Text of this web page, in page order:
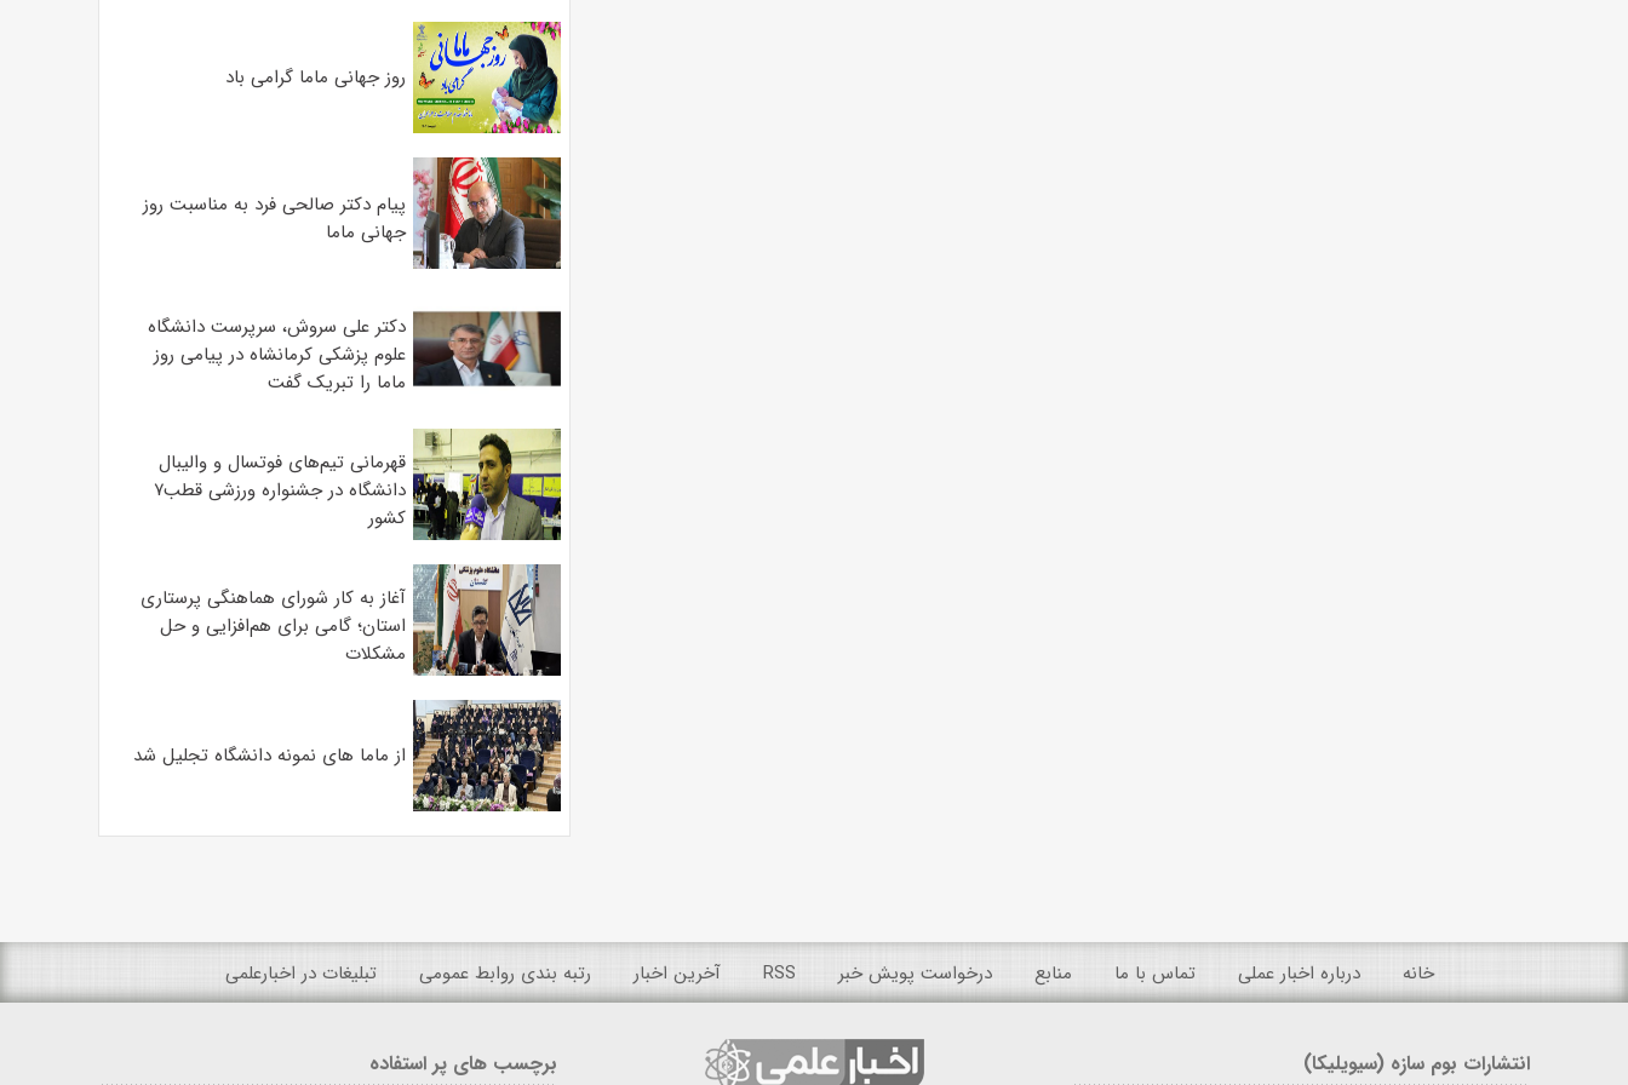
روز جهانی ماما گرامی باد
پیام دکتر صالحی فرد به مناسبت روز
جهانی ماما
دکتر علی سروش، سرپرست دانشگاه
علوم پزشکی کرمانشاه در پیامی روز
ماما را تبریک گفت
قهرمانی تیم‌های فوتسال و والیبال
دانشگاه در جشنواره ورزشی قطب۷
کشور
آغاز به کار شورای هماهنگی پرستاری
استان؛ گامی برای هم‌افزایی و حل
مشکلات
از ماما های نمونه دانشگاه تجلیل شد
خانه درباره اخبار عملی تماس با ما منابع درخواست پویش خبر RSS آخرین اخبار رتبه بندی روابط عمومی تبلیغات در اخبارعلمی
انتشارات بوم سازه (سیویلیکا) برچسب های پر استفاده